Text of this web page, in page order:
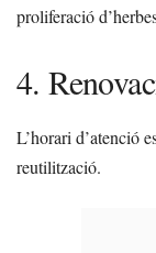
proliferació
4.
L’horari d’atenció
reutilització.